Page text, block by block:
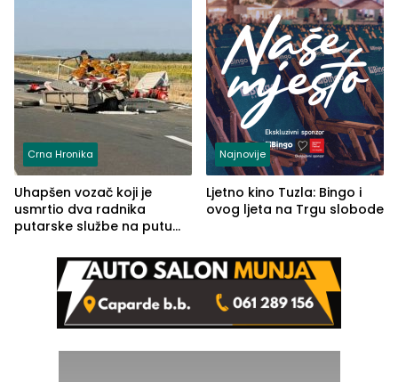
Crna Hronika
Uhapšen vozač koji je
usmrtio dva radnika
putarske službe na putu
(FOTO)
Najnovije
Ljetno kino Tuzla: Bingo i
ovog ljeta na Trgu slobode